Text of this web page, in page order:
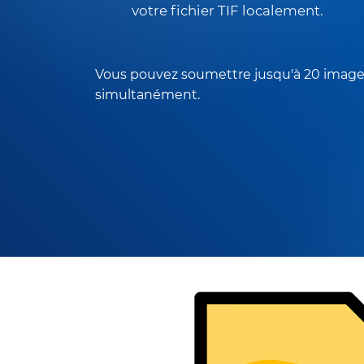
votre fichier TIF localement.
Vous pouvez soumettre jusqu'à 20
simultanément.